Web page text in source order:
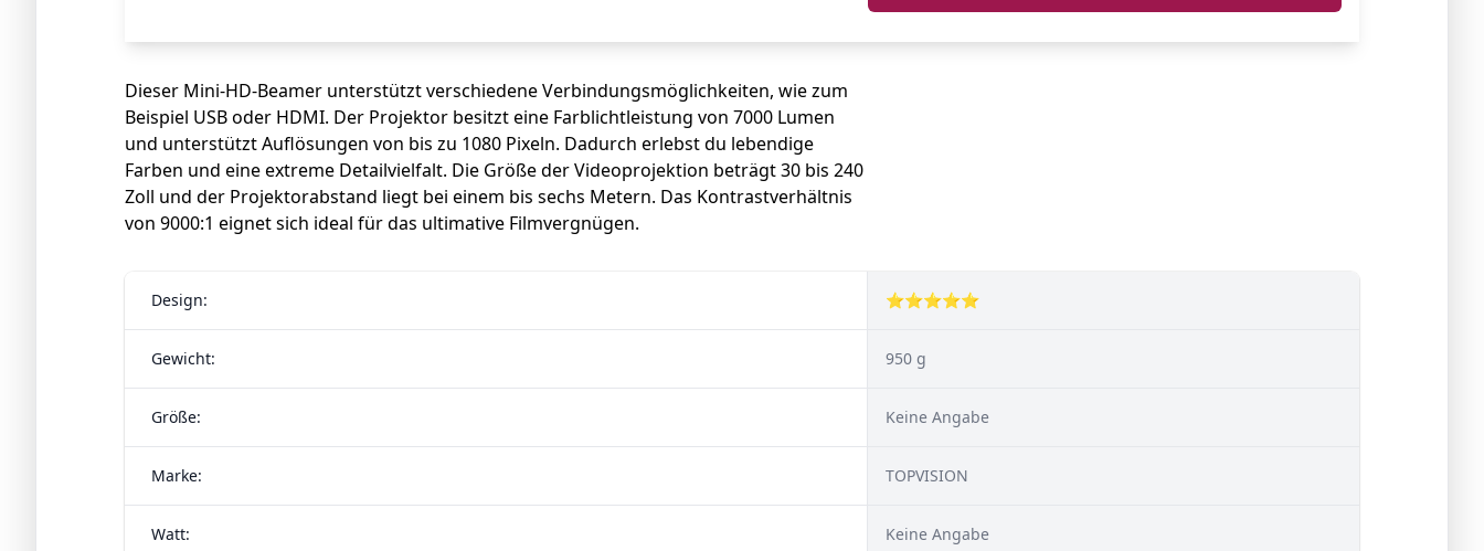
Dieser Mini-HD-Beamer unterstützt verschiedene Verbindungsmöglichkeiten, wie zum
Beispiel USB oder HDMI. Der Projektor besitzt eine Farblichtleistung von 7000 Lumen
und unterstützt Auflösungen von bis zu 1080 Pixeln. Dadurch erlebst du lebendige
Farben und eine extreme Detailvielfalt. Die Größe der Videoprojektion beträgt 30 bis 240
Zoll und der Projektorabstand liegt bei einem bis sechs Metern. Das Kontrastverhältnis
von 9000:1 eignet sich ideal für das ultimative Filmvergnügen.
Design: ⭐⭐⭐⭐⭐
Gewicht: 950 g
Größe: Keine Angabe
Marke: TOPVISION
Watt: Keine Angabe